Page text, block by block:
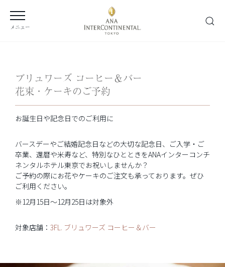
メニュー
ブリュワーズ コーヒー＆バー
花束・ケーキのご予約
お誕生日や記念日でのご利用に
バースデーやご結婚記念日などの大切な記念日、ご入学・ご
卒業、還暦や米寿など、特別なひとときをANAインターコンチ
ネンタルホテル東京でお祝いしませんか？
ご予約の際にお花やケーキのご注文も承っております。ぜひ
ご利用ください。
※12月15日～12月25日は対象外
対象店舗： 3FL. ブリュワーズ コーヒー＆バー